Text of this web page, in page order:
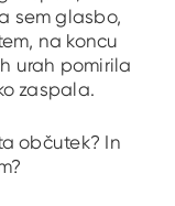
sem glasbo,
na koncu
urah pomirila
zaspala.
občutek? In